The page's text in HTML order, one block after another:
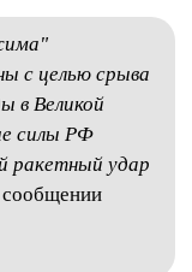
с целью срыва
в Великой
силы РФ
ракетный удар